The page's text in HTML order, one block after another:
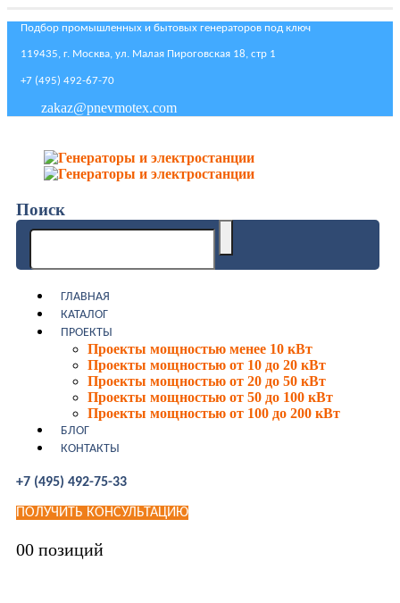
Подбор промышленных и бытовых генераторов под ключ
119435, г. Москва, ул. Малая Пироговская 18, стр 1
+7 (495) 492-67-70
zakaz@pnevmotex.com
Поиск
ГЛАВНАЯ
КАТАЛОГ
ПРОЕКТЫ
Проекты мощностью менее 10 кВт
Проекты мощностью от 10 до 20 кВт
Проекты мощностью от 20 до 50 кВт
Проекты мощностью от 50 до 100 кВт
Проекты мощностью от 100 до 200 кВт
БЛОГ
КОНТАКТЫ
+7 (495) 492-75-33
ПОЛУЧИТЬ КОНСУЛЬТАЦИЮ
00 позиций